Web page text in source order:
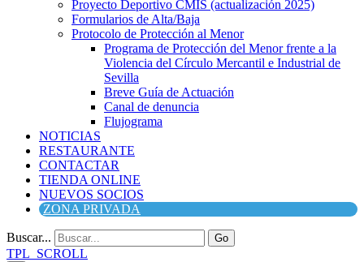
Proyecto Deportivo CMIS (actualización 2025)
Formularios de Alta/Baja
Protocolo de Protección al Menor
Programa de Protección del Menor frente a la
Violencia del Círculo Mercantil e Industrial de
Sevilla
Breve Guía de Actuación
Canal de denuncia
Flujograma
NOTICIAS
RESTAURANTE
CONTACTAR
TIENDA ONLINE
NUEVOS SOCIOS
ZONA PRIVADA
Buscar... Go
TPL_SCROLL